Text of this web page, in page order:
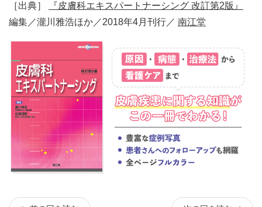
［出典］
『皮膚科エキスパートナーシング 改訂第2版』
編集／瀧川雅浩ほか／2018年4月刊行／ 南江堂